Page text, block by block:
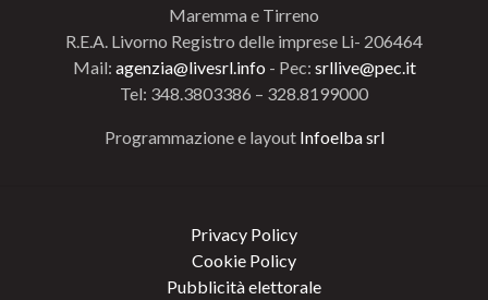
Maremma e Tirreno
R.E.A. Livorno Registro delle imprese Li- 206464
Mail: agenzia@livesrl.info - Pec: srllive@pec.it
Tel: 348.3803386 – 328.8199000
Programmazione e layout Infoelba srl
Privacy Policy
Cookie Policy
Pubblicità elettorale